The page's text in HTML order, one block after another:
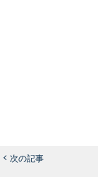
次の記事